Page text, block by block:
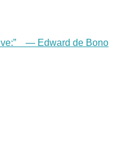
— Edward de Bono